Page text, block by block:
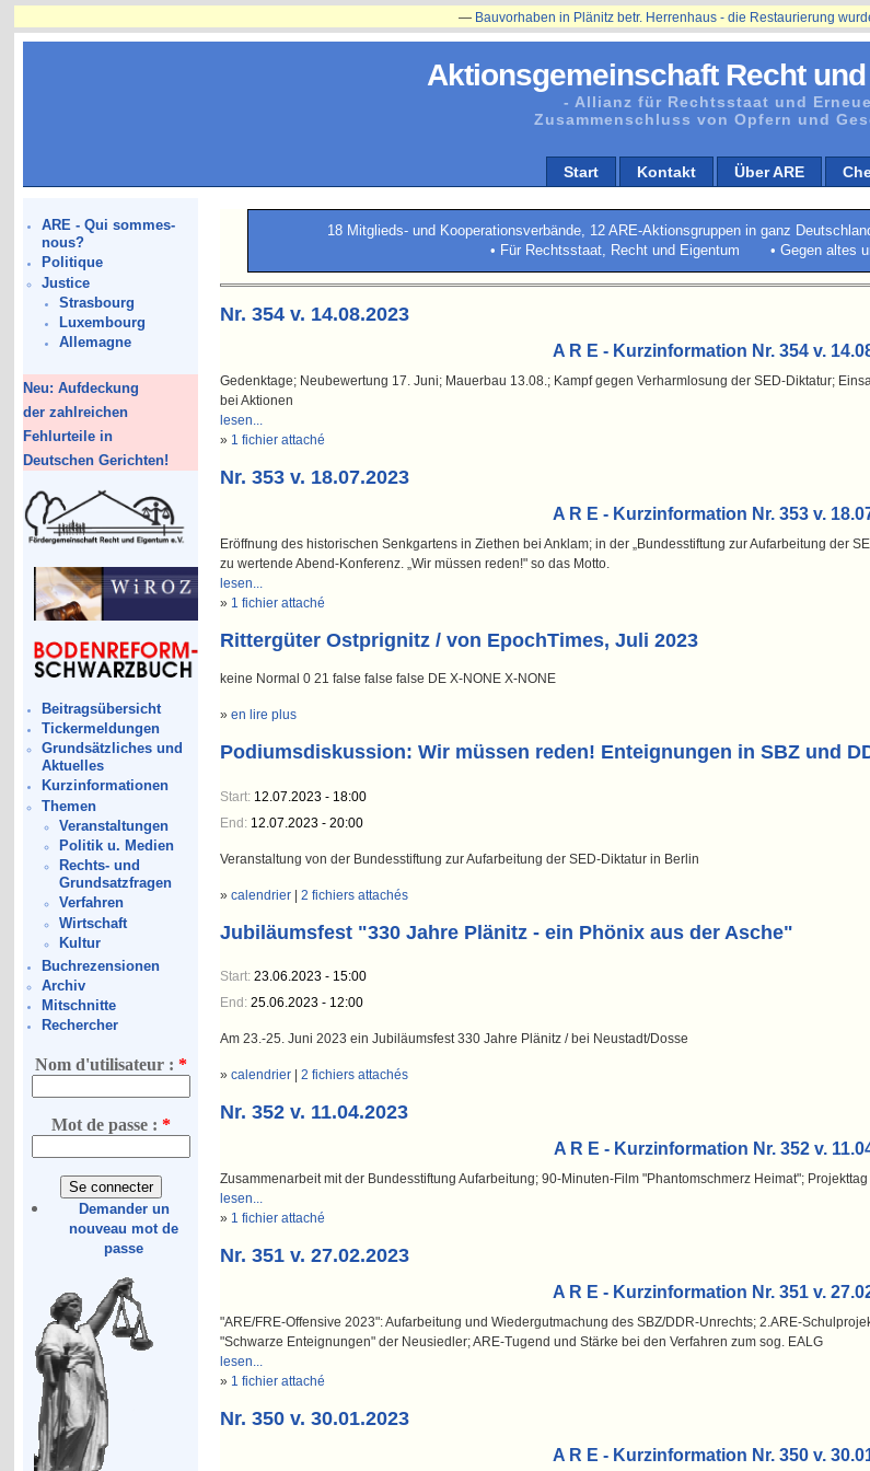
Aktionsgemeinschaft Recht und
- Allianz für Rechtsstaat und
Zusammenschluss von Opfern und
Start Kontakt Über ARE
ARE - Qui sommes-
nous?
Politique
Justice
Strasbourg
Luxembourg
Allemagne
Neu: Aufdeckung
der zahlreichen
Fehlurteile in
Deutschen Gerichten!
Beitragsübersicht
Tickermeldungen
Grundsätzliches und
Aktuelles
Kurzinformationen
Themen
Veranstaltungen
Politik u. Medien
Rechts- und
Grundsatzfragen
Verfahren
Wirtschaft
Kultur
Buchrezensionen
Archiv
Mitschnitte
Rechercher
Nom d'utilisateur : *
Mot de passe : *
Demander un
nouveau mot de
passe
Bauvorhaben in Plänitz betr. Herrenhaus - die Restaurierung wurde
18 Mitglieds- und Kooperationsverbände, 12 ARE-Aktionsgruppen in ganz
• Für Rechtsstaat, Recht und Eigentum • Gegen altes
Nr. 354 v. 14.08.2023
A R E - Kurzinformation Nr. 354 v.
Gedenktage; Neubewertung 17. Juni; Mauerbau 13.08.; Kampf gegen Verharmlosung der SED-Diktatur;
bei Aktionen
lesen...
» 1 fichier attaché
Nr. 353 v. 18.07.2023
A R E - Kurzinformation Nr. 353 v.
Eröffnung des historischen Senkgartens in Ziethen bei Anklam; in der „Bundesstiftung zur Aufarbeitung der
zu wertende Abend-Konferenz. „Wir müssen reden!" so das Motto.
lesen...
» 1 fichier attaché
Rittergüter Ostprignitz / von EpochTimes, Juli 2023
keine Normal 0 21 false false false DE X-NONE X-NONE
»en lire plus
Podiumsdiskussion: Wir müssen reden! Enteignungen in SBZ und
Start: 12.07.2023 - 18:00
End: 12.07.2023 - 20:00
Veranstaltung von der Bundesstiftung zur Aufarbeitung der SED-Diktatur in Berlin
»calendrier |2 fichiers attachés
Jubiläumsfest "330 Jahre Plänitz - ein Phönix aus der Asche"
Start:23.06.2023 - 15:00
End:25.06.2023 - 12:00
Am 23.-25. Juni 2023 ein Jubiläumsfest 330 Jahre Plänitz / bei Neustadt/Dosse
»calendrier |2 fichiers attachés
Nr. 352 v. 11.04.2023
A R E - Kurzinformation Nr. 352 v.
Zusammenarbeit mit der Bundesstiftung Aufarbeitung; 90-Minuten-Film "Phantomschmerz Heimat";
lesen...
» 1 fichier attaché
Nr. 351 v. 27.02.2023
A R E - Kurzinformation Nr. 351 v.
"ARE/FRE-Offensive 2023": Aufarbeitung und Wiedergutmachung des SBZ/DDR-Unrechts; 2.ARE-
"Schwarze Enteignungen" der Neusiedler; ARE-Tugend und Stärke bei den Verfahren zum sog. EALG
lesen...
» 1 fichier attaché
Nr. 350 v. 30.01.2023
A R E - Kurzinformation Nr. 350 v.